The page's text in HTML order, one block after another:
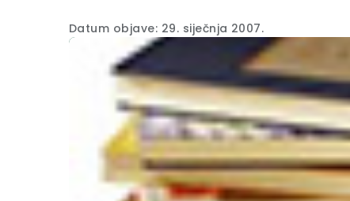
Datum objave: 29. siječnja 2007.